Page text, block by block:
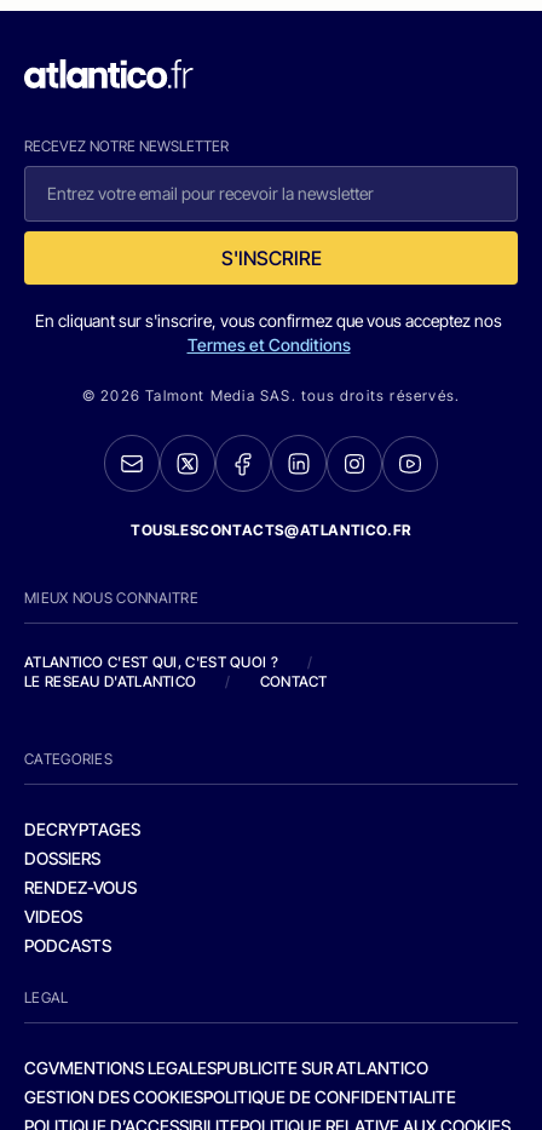
RECEVEZ NOTRE NEWSLETTER
S'INSCRIRE
En cliquant sur s'inscrire, vous confirmez que vous acceptez nos
Termes et Conditions
© 2026 Talmont Media SAS. tous droits réservés.
TOUSLESCONTACTS@ATLANTICO.FR
MIEUX NOUS CONNAITRE
ATLANTICO C'EST QUI, C'EST QUOI ?
/
LE RESEAU D'ATLANTICO
/ CONTACT
CATEGORIES
DECRYPTAGES
DOSSIERS
RENDEZ-VOUS
VIDEOS
PODCASTS
LEGAL
CGVMENTIONS LEGALESPUBLICITE SUR ATLANTICO
GESTION DES COOKIESPOLITIQUE DE CONFIDENTIALITE